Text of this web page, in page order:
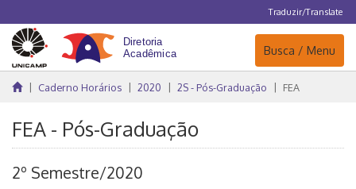
Traduzir/Translate
Navegação
Busca / Menu
Caderno Horários 2020 2S - Pós-Graduação FEA
FEA - Pós-Graduação
2º Semestre/2020